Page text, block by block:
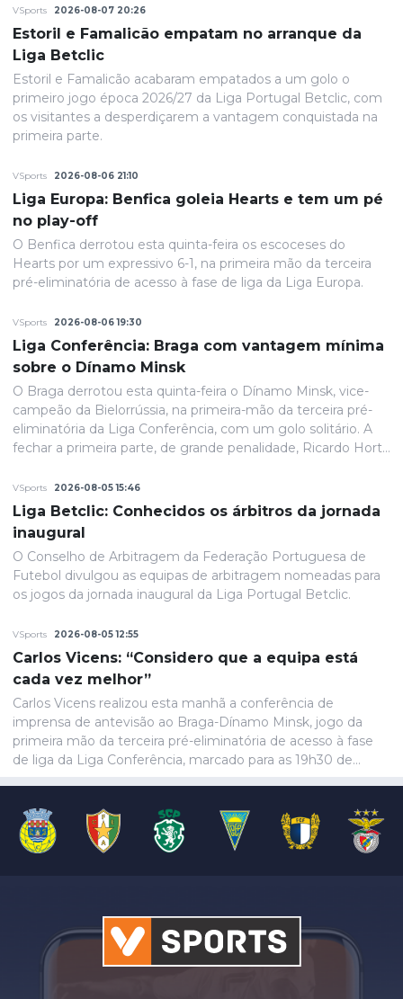
VSports 2026-08-07 20:26
Estoril e Famalicão empatam no arranque da
Liga Betclic
Estoril e Famalicão acabaram empatados a um golo o
primeiro jogo época 2026/27 da Liga Portugal Betclic, com
os visitantes a desperdiçarem a vantagem conquistada na
primeira parte.
VSports 2026-08-06 21:10
Liga Europa: Benfica goleia Hearts e tem um pé
no play-off
O Benfica derrotou esta quinta-feira os escoceses do
Hearts por um expressivo 6-1, na primeira mão da terceira
pré-eliminatória de acesso à fase de liga da Liga Europa.
VSports 2026-08-06 19:30
Liga Conferência: Braga com vantagem mínima
sobre o Dínamo Minsk
O Braga derrotou esta quinta-feira o Dínamo Minsk, vice-
campeão da Bielorrússia, na primeira-mão da terceira pré-
eliminatória da Liga Conferência, com um golo solitário. A
fechar a primeira parte, de grande penalidade, Ricardo Horta
e até final o resultado permaneceria inalterado.
VSports 2026-08-05 15:46
Liga Betclic: Conhecidos os árbitros da jornada
inaugural
O Conselho de Arbitragem da Federação Portuguesa de
Futebol divulgou as equipas de arbitragem nomeadas para
os jogos da jornada inaugural da Liga Portugal Betclic.
VSports 2026-08-05 12:55
Carlos Vicens: “Considero que a equipa está
cada vez melhor”
Carlos Vicens realizou esta manhã a conferência de
imprensa de antevisão ao Braga-Dínamo Minsk, jogo da
primeira mão da terceira pré-eliminatória de acesso à fase
de liga da Liga Conferência, marcado para as 19h30 de